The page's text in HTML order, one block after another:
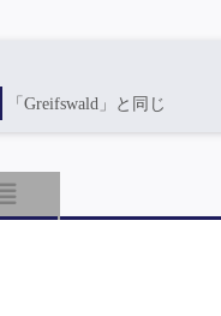
「Greifswald」と同じ